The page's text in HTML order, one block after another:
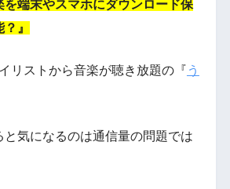
を端末やスマホにダウンロード保
』
リストから音楽が聴き放題の『 う
と気になるのは通信量の問題では